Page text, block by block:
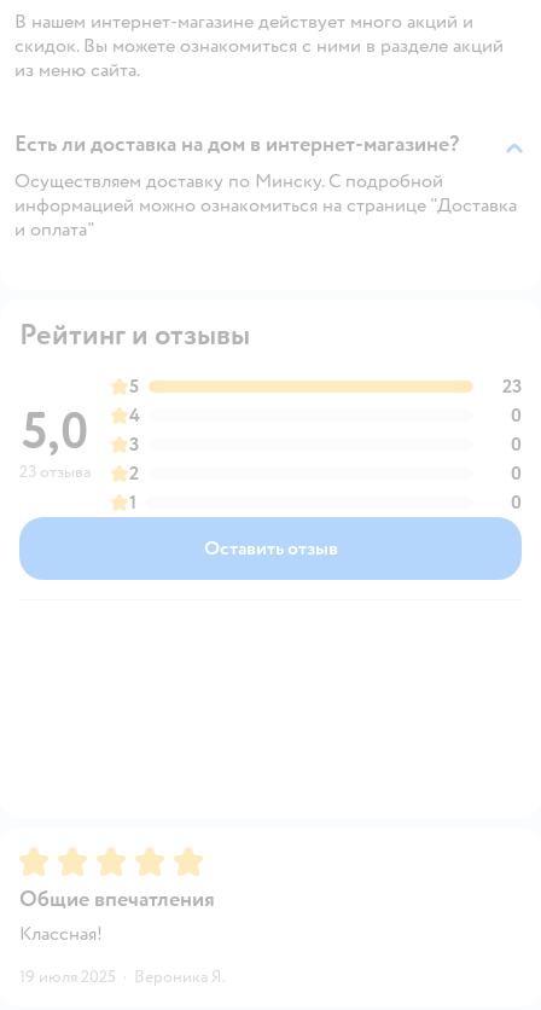
В нашем интернет-магазине действует много акций и
скидок. Вы можете ознакомиться с ними в разделе акций
из меню сайта.
Есть ли доставка на дом в интернет-магазине?
Осуществляем доставку по Минску. С подробной
информацией можно ознакомиться на странице "Доставка
и оплата"
Рейтинг и отзывы
5,0
23 отзыва
5
23
4
0
3
0
2
0
1
0
Оставить отзыв
Рейтинг:5
Общие впечатления
Классная!
19 июля 2025 · Вероника Я.